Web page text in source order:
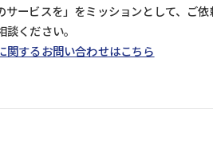
サービスを」をミッションとして、ご
ください。
関するお問い合わせはこちら